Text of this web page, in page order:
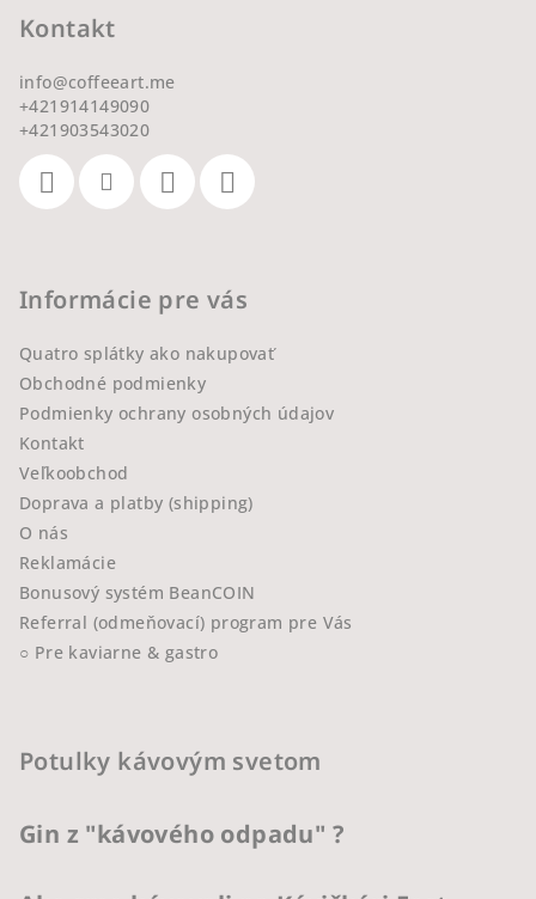
Kontakt
info@coffeeart.me
+421914149090
+421903543020
Informácie pre vás
Quatro splátky ako nakupovať
Obchodné podmienky
Podmienky ochrany osobných údajov
Kontakt
Veľkoobchod
Doprava a platby (shipping)
O nás
Reklamácie
Bonusový systém BeanCOIN
Referral (odmeňovací) program pre Vás
○ Pre kaviarne & gastro
Potulky kávovým svetom
Gin z "kávového odpadu" ?